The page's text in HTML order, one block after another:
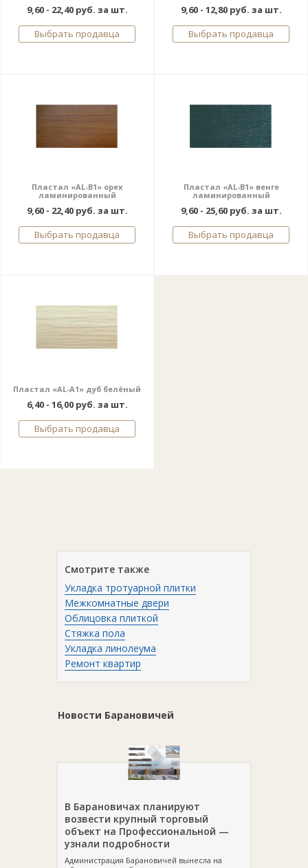
9,60 - 22,40 руб. за шт.
Выбрать продавца
9,60 - 12,80 руб. за шт.
Выбрать продавца
Пластал «AL-В1» орех
ламинированный
9,60 - 22,40 руб. за шт.
Выбрать продавца
Пластал «AL-В1» венге
ламинированный
9,60 - 25,60 руб. за шт.
Выбрать продавца
Пластал «AL-A1» дуб белёный
6,40 - 16,00 руб. за шт.
Выбрать продавца
Смотрите также
Укладка тротуарной плитки
Межкомнатные двери
Облицовка плиткой
Стяжка пола
Укладка линолеума
Ремонт квартир
Новости Барановичей
В Барановичах планируют
возвести крупный торговый
объект на Профессиональной —
узнали подробности
Администрация Барановичей вынесла на